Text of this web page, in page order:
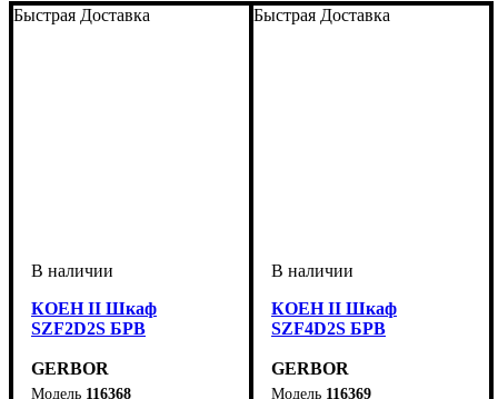
Быстрая Доставка
КОЕН II Шкаф
SZF2D2S БРВ
GERBOR
116368
Быстрая Доставка
КОЕН II Шкаф
SZF4D2S БРВ
GERBOR
116369